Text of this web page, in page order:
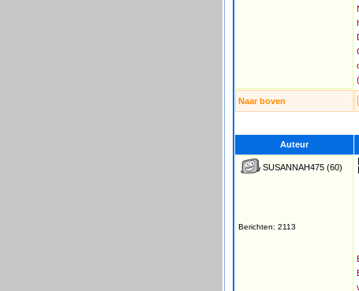
Naar boven
Auteur
SUSANNAH475 (60)
Berichten: 2113